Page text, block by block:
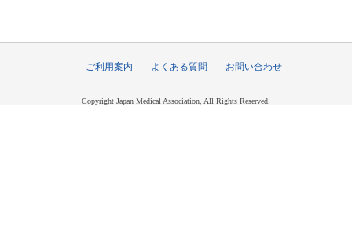
ご利用案内 よくある質問 お問い合わせ
Copyright Japan Medical Association, All Rights Reserved.